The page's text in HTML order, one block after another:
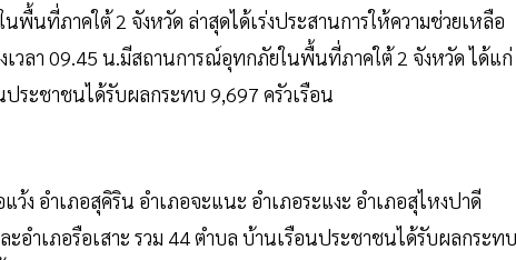
นพื้นที่ภาคใต้ 2 จังหวัด ล่าสุดได้เร่งประสานการให้ความช่วยเหลือ
วลา 09.45 น.มีสถานการณ์อุทกภัยในพื้นที่ภาคใต้ 2 จังหวัด ได้แก่
ระชาชนได้รับผลกระทบ 9,697 ครัวเรือน
ว้ง อำเภอสุคิริน อำเภอจะแนะ อำเภอระแงะ อำเภอสุไหงปาดี
ะอำเภอรือเสาะ รวม 44 ตำบล บ้านเรือนประชาชนได้รับผลกระทบ